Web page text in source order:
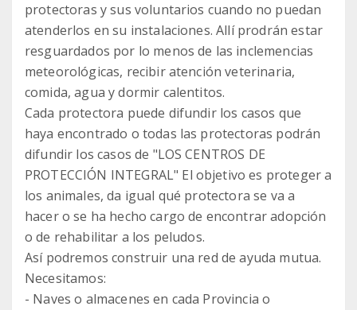
protectoras y sus voluntarios cuando no puedan
atenderlos en su instalaciones. Allí prodrán estar
resguardados por lo menos de las inclemencias
meteorológicas, recibir atención veterinaria,
comida, agua y dormir calentitos.
Cada protectora puede difundir los casos que
haya encontrado o todas las protectoras podrán
difundir los casos de "LOS CENTROS DE
PROTECCIÓN INTEGRAL" El objetivo es proteger a
los animales, da igual qué protectora se va a
hacer o se ha hecho cargo de encontrar adopción
o de rehabilitar a los peludos.
Así podremos construir una red de ayuda mutua.
Necesitamos:
- Naves o almacenes en cada Provincia o